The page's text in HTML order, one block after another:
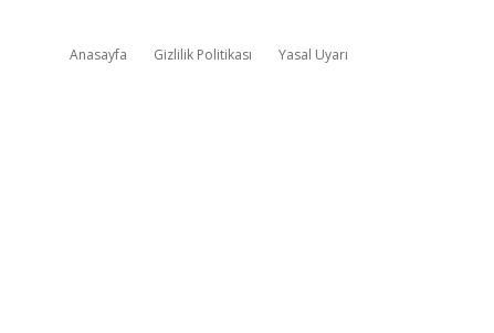
Anasayfa Gizlilik Politikası Yasal Uyarı